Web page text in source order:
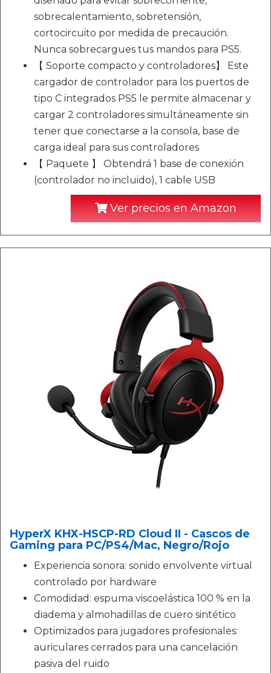
sobrecalentamiento, sobretensión,
cortocircuito por medida de precaución.
Nunca sobrecargues tus mandos para PS5.
【 Soporte compacto y controladores】 Este
cargador de controlador para los puertos de
tipo C integrados PS5 le permite almacenar y
cargar 2 controladores simultáneamente sin
tener que conectarse a la consola, base de
carga ideal para sus controladores
【 Paquete 】 Obtendrá 1 base de conexión
(controlador no incluido), 1 cable USB
Ver precios en Amazon
HyperX KHX-HSCP-RD Cloud II - Cascos de
Gaming para PC/PS4/Mac, Negro/Rojo
Experiencia sonora: sonido envolvente virtual
controlado por hardware
Comodidad: espuma viscoelástica 100 % en la
diadema y almohadillas de cuero sintético
Optimizados para jugadores profesionales:
auriculares cerrados para una cancelación
pasiva del ruido